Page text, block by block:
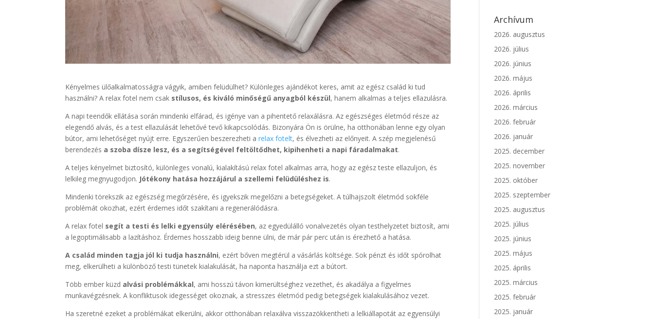
Kényelmes ülőalkalmatosságra vágyik, amiben felüdülhet? Különleges ajándékot keres, amit az egész család ki tud
használni? A relax fotel nem csak stílusos, és kiváló minőségű anyagból készül, hanem alkalmas a teljes ellazulásra.
A napi teendők ellátása során mindenki elfárad, és igénye van a pihentető relaxálásra. Az egészséges életmód része az
elegendő alvás, és a test ellazulását lehetővé tevő kikapcsolódás. Bizonyára Ön is örülne, ha otthonában lenne egy olyan
bútor, ami lehetőséget nyújt erre. Egyszerűen beszerezheti arelax fotelt, és élvezheti az előnyeit. A szép megjelenésű
berendezés a szoba dísze lesz, és a segítségével feltöltődhet, kipihenheti a napi fáradalmakat.
A teljes kényelmet biztosító, különleges vonalú, kialakítású relax fotel alkalmas arra, hogy az egész teste ellazuljon, és
lelkileg megnyugodjon. Jótékony hatása hozzájárul a szellemi felüdüléshez is.
Mindenki törekszik az egészség megőrzésére, és igyekszik megelőzni a betegségeket. A túlhajszolt életmód sokféle
problémát okozhat, ezért érdemes időt szakítani a regenerálódásra.
A relax fotel segít a testi és lelki egyensúly elérésében, az egyedülálló vonalvezetés olyan testhelyzetet biztosít, ami
a legoptimálisabb a lazításhoz. Érdemes hosszabb ideig benne ülni, de már pár perc után is érezhető a hatása.
A család minden tagja jól ki tudja használni, ezért bőven megtérül a vásárlás költsége. Sok pénzt és időt spórolhat
meg, elkerülheti a különböző testi tünetek kialakulását, ha naponta használja ezt a bútort.
Több ember küzd alvási problémákkal, ami hosszú távon kimerültséghez vezethet, és akadálya a figyelmes
munkavégzésnek. A konfliktusok idegességet okoznak, a stresszes életmód pedig betegségek kialakulásához vezet.
Ha szeretné ezeket a problémákat elkerülni, akkor otthonában relaxálva visszazökkentheti a lelkiállapotát az egyensúlyi
Archívum
2026. augusztus
2026. július
2026. június
2026. május
2026. április
2026. március
2026. február
2026. január
2025. december
2025. november
2025. október
2025. szeptember
2025. augusztus
2025. július
2025. június
2025. május
2025. április
2025. március
2025. február
2025. január